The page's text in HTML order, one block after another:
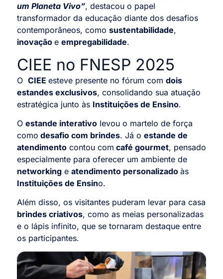
um Planeta Vivo”, destacou o papel
transformador da educação diante dos desafios
contemporâneos, como sustentabilidade,
inovação e empregabilidade.
CIEE no FNESP 2025
O CIEE esteve presente no fórum com dois
estandes exclusivos, consolidando sua atuação
estratégica junto às Instituições de Ensino.
O estande interativo levou o martelo de força
como desafio com brindes. Já o estande de
atendimento contou com café gourmet, pensado
especialmente para oferecer um ambiente de
networking e atendimento personalizado às
Instituições de Ensino.
Além disso, os visitantes puderam levar para casa
brindes criativos, como as meias personalizadas
e o lápis infinito, que se tornaram destaque entre
os participantes.